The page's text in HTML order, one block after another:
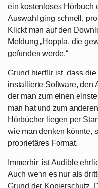
ein kostenloses Hörbuch
Auswahl ging schnell,
Klickt man auf den
Meldung „Hoppla, die
gefunden werde.“
Grund hierfür ist, dass
installierte Software, den
der man zum einen
man hat und zum
Hörbücher liegen per
wie man denken könnte,
proprietäres Format.
Immerhin ist Audible
Auch wenn es nur als
Grund der Kopierschutz.